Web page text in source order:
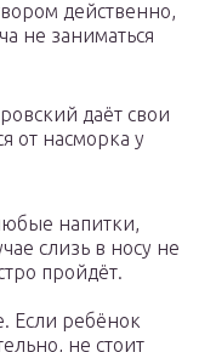
действенно,
не заниматься
даёт свои
от насморка у
напитки,
слизь в носу не
пройдёт.
Если ребёнок
не стоит